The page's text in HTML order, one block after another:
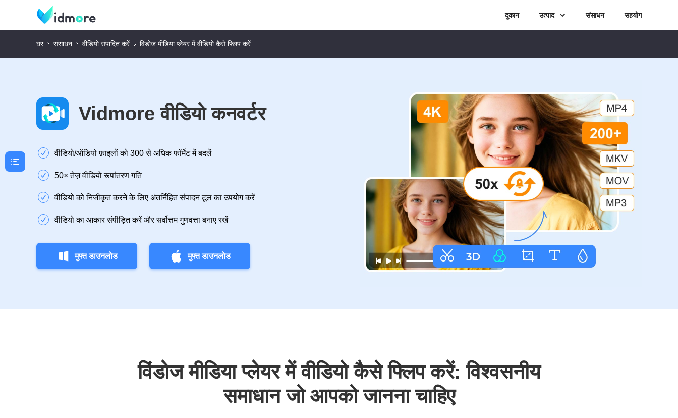
दुकान उत्पाद संसाधन सहयोग
घर संसाधन वीडियो संपादित करें विंडोज मीडिया प्लेयर में वीडियो कैसे फ्लिप करें
Vidmore वीडियो कनवर्टर
वीडियो/ऑडियो फ़ाइलों को 300 से अधिक फॉर्मेट में बदलें
50× तेज़ वीडियो रूपांतरण गति
वीडियो को निजीकृत करने के लिए अंतर्निहित संपादन टूल का उपयोग करें
वीडियो का आकार संपीड़ित करें और सर्वोत्तम गुणवत्ता बनाए रखें
मुफ्त डाउनलोड मुफ्त डाउनलोड
विंडोज मीडिया प्लेयर में वीडियो कैसे फ्लिप करें: विश्वसनीय
समाधान जो आपको जानना चाहिए